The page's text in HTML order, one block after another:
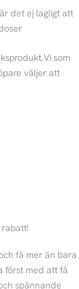
det ej lagligt att
som
väljer att
rabatt!
få mer än bara
först med att få
spännande